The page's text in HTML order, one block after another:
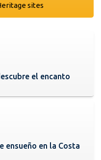
sites
el encanto
ensueño en la Costa